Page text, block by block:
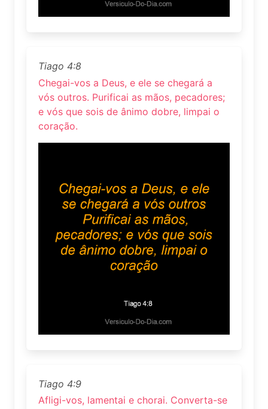
Tiago 4:8
Chegai-vos a Deus, e ele se chegará a
vós outros. Purificai as mãos, pecadores;
e vós que sois de ânimo dobre, limpai o
coração.
Tiago 4:9
Afligi-vos, lamentai e chorai. Converta-se